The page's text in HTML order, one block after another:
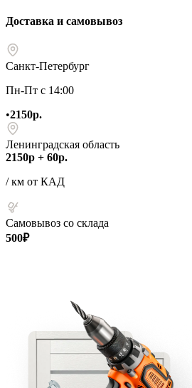
Доставка и самовывоз
Санкт-Петербург
Пн-Пт с 14:00
•2150р.
Ленинградская область
2150р + 60р.
/ км от КАД
Самовывоз со склада
500₽